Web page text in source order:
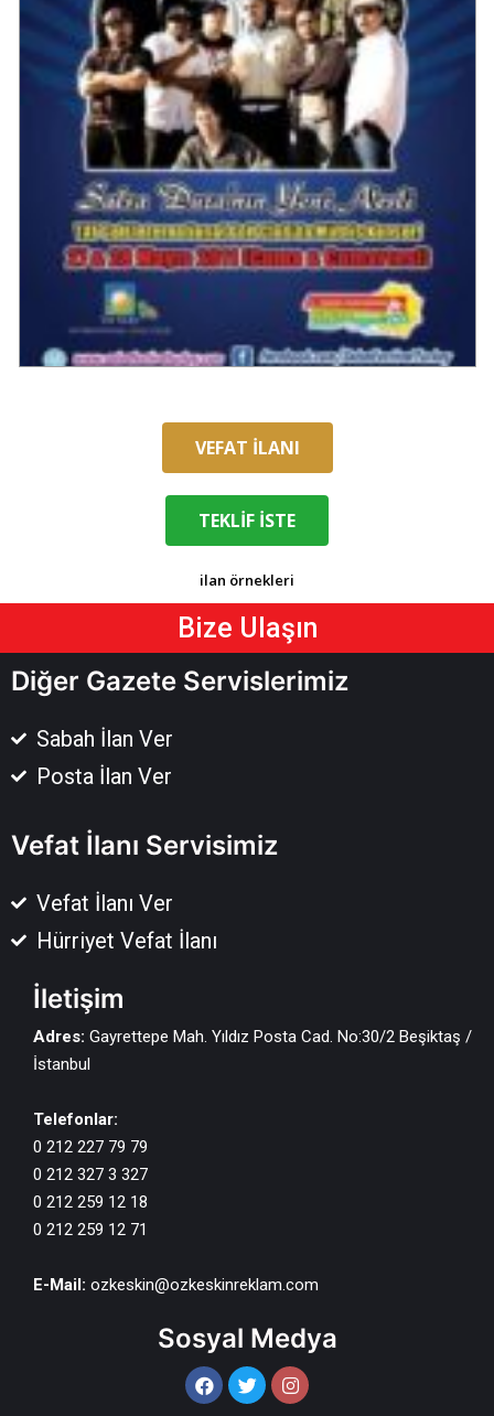
VEFAT İLANI
TEKLİF İSTE
ilan örnekleri
Bize Ulaşın
Diğer Gazete Servislerimiz
Sabah İlan Ver
Posta İlan Ver
Vefat İlanı Servisimiz
Vefat İlanı Ver
Hürriyet Vefat İlanı
İletişim
Adres: Gayrettepe Mah. Yıldız Posta Cad. No:30/2 Beşiktaş /
İstanbul
Telefonlar:
0 212 227 79 79
0 212 327 3 327
0 212 259 12 18
0 212 259 12 71
E-Mail: ozkeskin@ozkeskinreklam.com
Sosyal Medya